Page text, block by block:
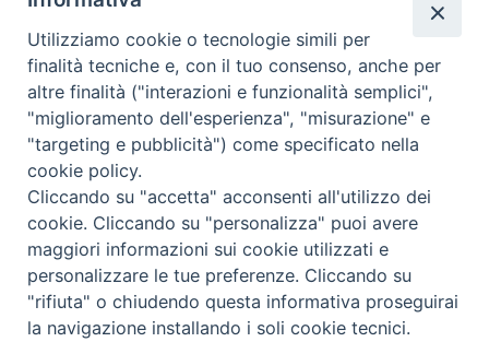
CONTATTI
Utilizziamo cookie o tecnologie simili per
finalità tecniche e, con il tuo consenso, anche per
altre finalità ("interazioni e funzionalità semplici",
"miglioramento dell'esperienza", "misurazione" e
"targeting e pubblicità") come specificato nella
cookie policy.
Cliccando su "accetta" acconsenti all'utilizzo dei
cookie. Cliccando su "personalizza" puoi avere
maggiori informazioni sui cookie utilizzati e
personalizzare le tue preferenze. Cliccando su
"rifiuta" o chiudendo questa informativa proseguirai
la navigazione installando i soli cookie tecnici.